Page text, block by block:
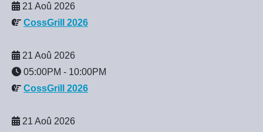
21 Aoû 2026
CossGrill 2026
21 Aoû 2026
05:00PM - 10:00PM
CossGrill 2026
21 Aoû 2026